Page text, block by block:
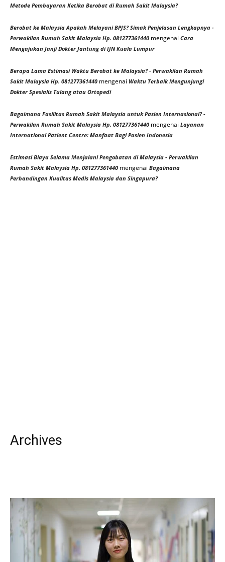
Metode Pembayaran Ketika Berobat di Rumah Sakit Malaysia?
Berobat ke Malaysia Apakah Melayani BPJS? Simak Penjelasan Lengkapnya -
Perwakilan Rumah Sakit Malaysia Hp. 081277361440 mengenai Cara
Mengajukan Janji Dokter Jantung di IJN Kuala Lumpur
Berapa Lama Estimasi Waktu Berobat ke Malaysia? - Perwakilan Rumah
Sakit Malaysia Hp. 081277361440 mengenai Waktu Terbaik Mengunjungi
Dokter Spesialis Tulang atau Ortopedi
Bagaimana Fasilitas Rumah Sakit Malaysia untuk Pasien Internasional? -
Perwakilan Rumah Sakit Malaysia Hp. 081277361440 mengenai Layanan
International Patient Centre: Manfaat Bagi Pasien Indonesia
Estimasi Biaya Selama Menjalani Pengobatan di Malaysia - Perwakilan
Rumah Sakit Malaysia Hp. 081277361440 mengenai Bagaimana
Perbandingan Kualitas Medis Malaysia dan Singapura?
Archives